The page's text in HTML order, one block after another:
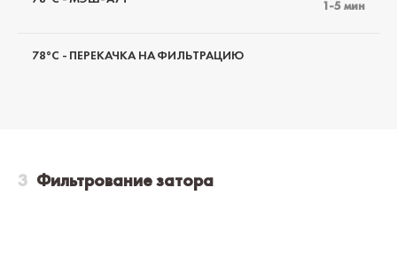
1-5 мин
78°C - ПЕРЕКАЧКА НА ФИЛЬТРАЦИЮ
Фильтрование затора